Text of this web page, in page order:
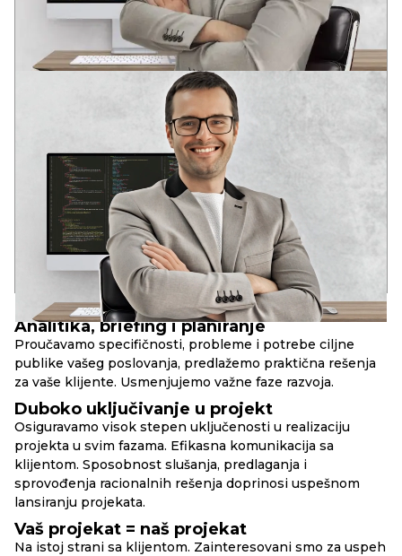
PRINCIPIRBAND
Analitika, briefing i planiranje
Proučavamo specifičnosti, probleme i potrebe ciljne
publike vašeg poslovanja, predlažemo praktična rešenja
za vaše klijente. Usmenjujemo važne faze razvoja.
Duboko uključivanje u projekt
Osiguravamo visok stepen uključenosti u realizaciju
projekta u svim fazama. Efikasna komunikacija sa
klijentom. Sposobnost slušanja, predlaganja i
sprovođenja racionalnih rešenja doprinosi uspešnom
lansiranju projekata.
Vaš projekat = naš projekat
Na istoj strani sa klijentom. Zainteresovani smo za uspeh
17+
godina u razvoju
90+
uspešnih web-projekata
10+
složenih web-servisa
VODEĆI DEVELOPER
Dva stručna obrazovanja u oblasti razvoja softvera
U mladom uzrastu prepoznao potencijal informacionih
tehnologija: globalizaciju i duboku integraciju IT rešenja u
društvene strukture savremenog društva.
Iskustvo u raznim IT oblastima od 2006. godine. Analitičko
sistemsko razmišljanje. Kompetencije za rešavanje poslovnih
zadataka, DevOps, Full Stack, SEO.